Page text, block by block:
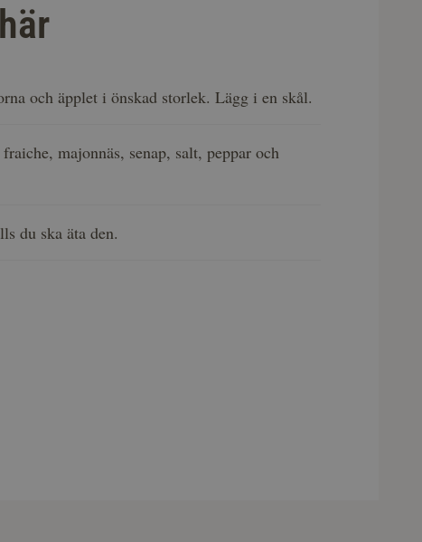
och äpplet i önskad storlek. Lägg i en skål.
majonnäs, senap, salt, peppar och
du ska äta den.